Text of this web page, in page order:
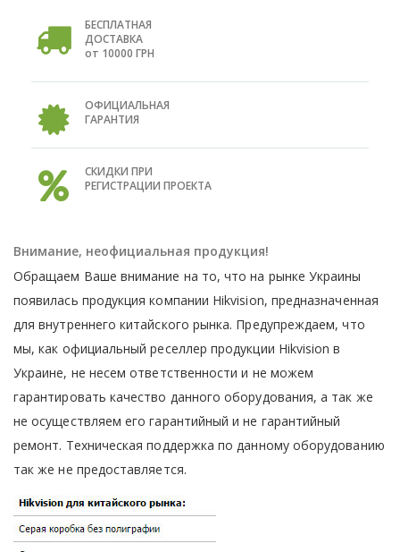
БЕСПЛАТНАЯ
ДОСТАВКА
от 10000 ГРН
ОФИЦИАЛЬНАЯ
ГАРАНТИЯ
СКИДКИ ПРИ
РЕГИСТРАЦИИ ПРОЕКТА
Внимание, неофициальная продукция!
Обращаем Ваше внимание на то, что на рынке Украины
появилась продукция компании Hikvision, предназначенная
для внутреннего китайского рынка. Предупреждаем, что
мы, как официальный реселлер продукции Hikvision в
Украине, не несем ответственности и не можем
гарантировать качество данного оборудования, а так же
не осуществляем его гарантийный и не гарантийный
ремонт. Техническая поддержка по данному оборудованию
так же не предоставляется.